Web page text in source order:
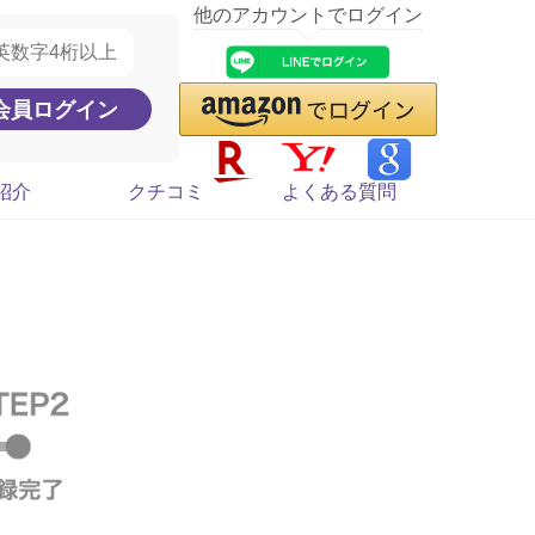
他のアカウントでログイン
介 クチコミ よくある質問